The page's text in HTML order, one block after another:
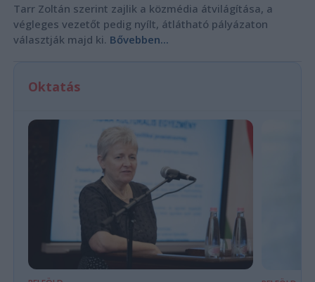
Tarr Zoltán szerint zajlik a közmédia átvilágítása, a
végleges vezetőt pedig nyílt, átlátható pályázaton
választják majd ki. Bővebben...
Oktatás